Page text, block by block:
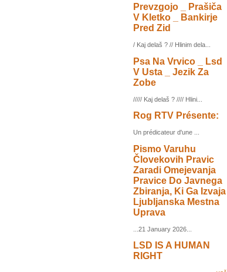
Prevzgojo _ Prašiča
V Kletko _ Bankirje
Pred Zid
/ Kaj delaš ? // Hlinim dela...
Psa Na Vrvico _ Lsd
V Usta _ Jezik Za
Zobe
///// Kaj delaš ? //// Hlini...
Rog RTV Présente:
Un prédicateur d'une ...
Pismo Varuhu
Človekovih Pravic
Zaradi Omejevanja
Pravice Do Javnega
Zbiranja, Ki Ga Izvaja
Ljubljanska Mestna
Uprava
...21 January 2026...
LSD IS A HUMAN
RIGHT